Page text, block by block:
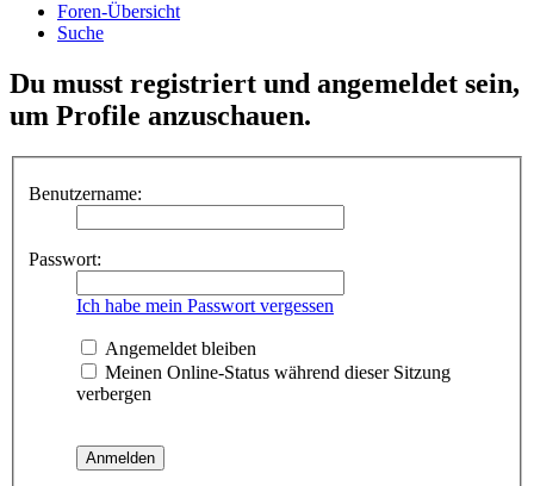
Foren-Übersicht
Suche
Du musst registriert und angemeldet sein,
um Profile anzuschauen.
Benutzername:
Passwort:
Ich habe mein Passwort vergessen
Angemeldet bleiben
Meinen Online-Status während dieser Sitzung
verbergen